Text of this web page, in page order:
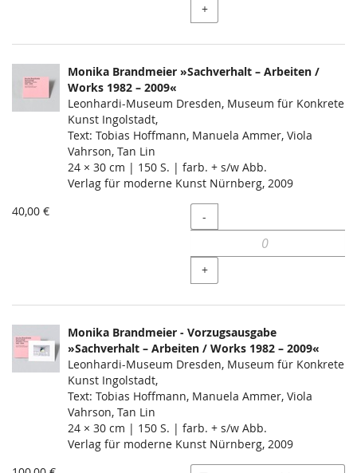
+
Monika Brandmeier »Sachverhalt – Arbeiten /
Works 1982 – 2009«
Leonhardi-Museum Dresden, Museum für Konkrete
Kunst Ingolstadt,
Text: Tobias Hoffmann, Manuela Ammer, Viola
Vahrson, Tan Lin
24 × 30 cm | 150 S. | farb. + s/w Abb.
Verlag für moderne Kunst Nürnberg, 2009
40,00 €
Menge
-
+
Monika Brandmeier - Vorzugsausgabe
»Sachverhalt – Arbeiten / Works 1982 – 2009«
Leonhardi-Museum Dresden, Museum für Konkrete
Kunst Ingolstadt,
Text: Tobias Hoffmann, Manuela Ammer, Viola
Vahrson, Tan Lin
24 × 30 cm | 150 S. | farb. + s/w Abb.
Verlag für moderne Kunst Nürnberg, 2009